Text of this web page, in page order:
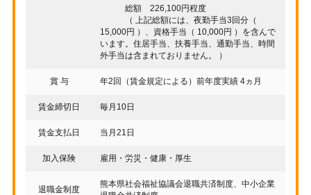
総額 226,100円程度
（ 上記総額には、夜勤手当3回分（
15,000円 ）、資格手当（ 10,000円 ）を含んで
います。住居手当、扶養手当、通勤手当、時間
外手当は含まれておりません。 ）
賞 与 年2回（賃金規定による）前年度実績 4ヵ月
賃金締切日 毎月10日
賃金支払日 当月21日
加入保険 雇用・労災・健康・厚生
退職金制度
熊本県社会福祉協議会退職共済制度、中小企業